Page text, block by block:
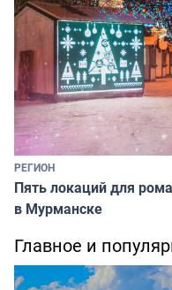
РЕГИОН
Пять локаций для
в Мурманске
Главное и